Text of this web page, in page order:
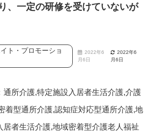
、一定の研修を受けていないが
ト・プロモーショ
2022年6
月6日
2022年6
月6日
通所介護,特定施設入居者生活介護,介護
着型通所介護,認知症対応型通所介護,地
居者生活介護,地域密着型介護老人福祉